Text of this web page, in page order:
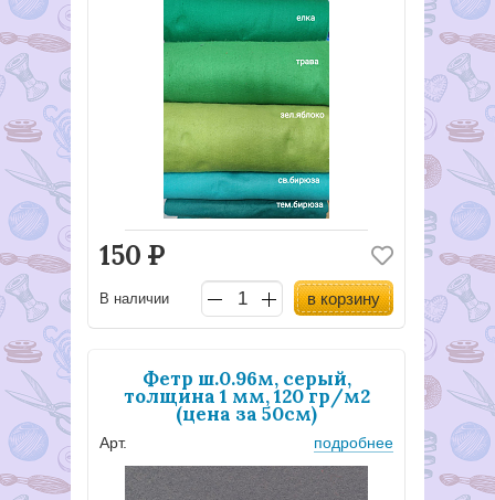
150 Р
В наличии в корзину
Фетр ш.0.96м, серый,
толщина 1 мм, 120 гр/м2
(цена за 50см)
Арт. подробнее